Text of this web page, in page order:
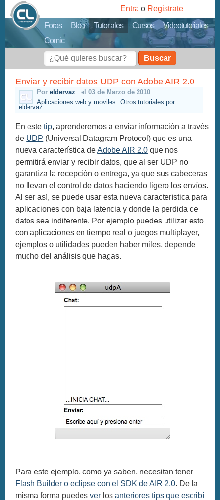
Foros Blog Tutoriales Cursos
Videotutoriales
Comic
Entra o Registrate
Buscar
Enviar y recibir datos UDP con Adobe AIR 2.0
Por eldervaz
el 03 de Marzo de 2010
Aplicaciones web y moviles
Otros tutoriales por
eldervaz.
En estetip, aprenderemos a enviar información a través
de UDP (Universal Datagram Protocol) que es una
nueva característica deAdobe AIR 2.0 que nos
permitirá enviar y recibir datos, que al ser UDP no
garantiza la recepción o entrega, ya que sus cabeceras
no llevan el control de datos haciendo ligero los envíos.
Al ser así, se puede usar esta nueva característica para
aplicaciones con baja latencia y donde la perdida de
datos sea indiferente. Por ejemplo puedes utilizar esto
con aplicaciones en tiempo real o juegos multiplayer,
ejemplos o utilidades pueden haber miles, depende
mucho del análisis que hagas.
Para este ejemplo, como ya saben, necesitan tener
Flash Builder o eclipse con el SDK de AIR 2.0. De la
misma forma puedesver losanteriores tips que escribí